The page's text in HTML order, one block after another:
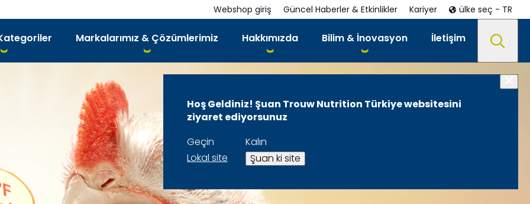
Markalarımız & Çözümlerimiz Hakkımızda Bilim & İnovasyon İletişim
Webshop giriş Güncel Haberler & Etkinlikler Kariyer ülke seç - TR
Hoş Geldiniz! Şuan Trouw Nutrition Türkiye websitesini
ziyaret ediyorsunuz
Geçin
Lokal site
Kalın
Şuan ki site